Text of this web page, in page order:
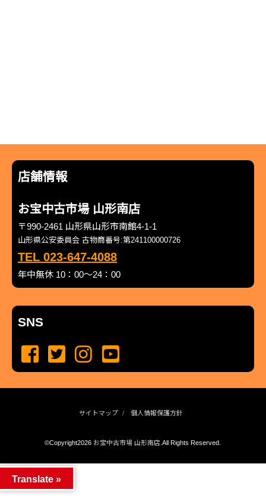
店舗情報
お宝中古市場 山形南店
〒990-2461 山形県山形市南館4-1-1
山形県公安委員会 古物商番号:第241100000726
TEL 023-647-4088
年中無休 10：00～24：00
SNS
サイトマップ 個人情報保護方針
©Copyright2026 お宝中古市場 山形南店 .All Rights Reserved.
Translate »